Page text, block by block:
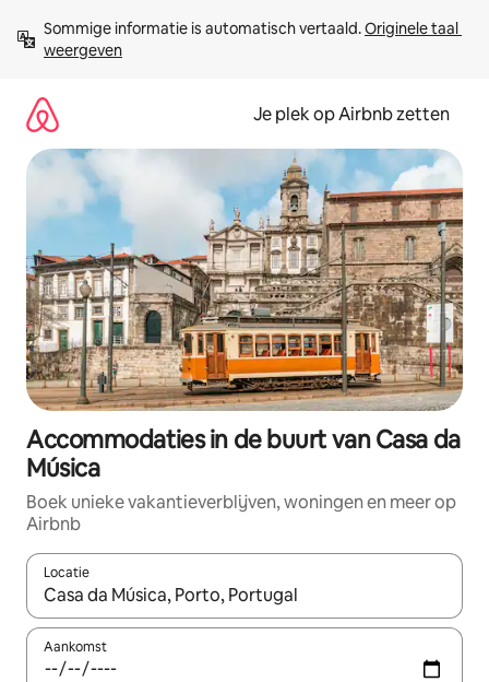
direct
naar
Sommige informatie is automatisch vertaald. Originele taal
weergeven
Je plek op Airbnb zetten
Accommodaties in de buurt van Casa da
Música
Boek unieke vakantieverblijven, woningen en meer op
Airbnb
Locatie
Wanneer er resultaten beschikbaar zijn, maak je een keuze
Aankomst